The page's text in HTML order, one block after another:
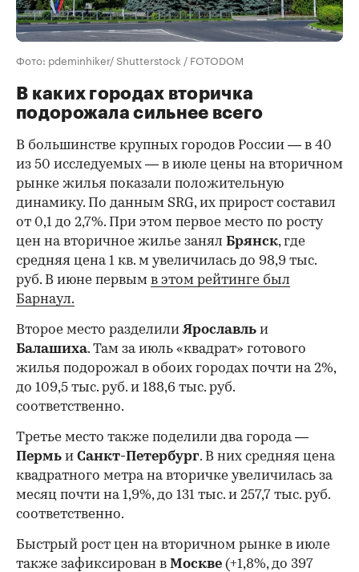
Фото: pdeminhiker/ Shutterstock / FOTODOM
В каких городах вторичка
подорожала сильнее всего
В большинстве крупных городов России — в 40
из 50 исследуемых — в июле цены на вторичном
рынке жилья показали положительную
динамику. По данным SRG, их прирост составил
от 0,1 до 2,7%. При этом первое место по росту
цен на вторичное жилье занял Брянск, где
средняя цена 1 кв. м увеличилась до 98,9 тыс.
руб. В июне первым в этом рейтинге был
Барнаул.
Второе место разделилиЯрославль и
Балашиха. Там за июль «квадрат» готового
жилья подорожал в обоих городах почти на 2%,
до 109,5 тыс. руб. и 188,6 тыс. руб.
соответственно.
Третье место также поделили два города —
Пермь и Санкт-Петербург. В них средняя цена
квадратного метра на вторичке увеличилась за
месяц почти на 1,9%, до 131 тыс. и 257,7 тыс. руб.
соответственно.
Быстрый рост цен на вторичном рынке в июле
также зафиксирован в Москве (+1,8%, до 397